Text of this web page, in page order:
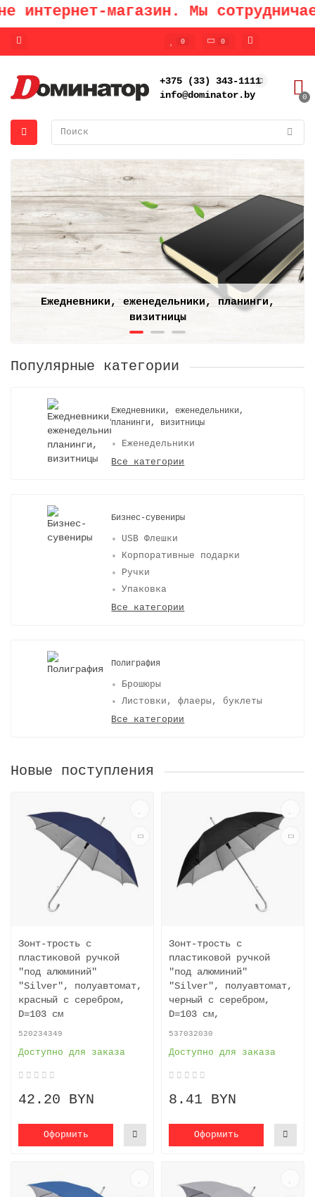
магазин. Мы сотрудничаем
0 0
+375 (33) 343-1111
info@dominator.by
0
Ежедневники, еженедельники, планинги,
визитницы
Популярные категории
Ежедневники, еженедельники,
планинги, визитницы
Еженедельники
Все категории
Бизнес-сувениры
USB Флешки
Корпоративные подарки
Ручки
Упаковка
Все категории
Полиграфия
Брошюры
Листовки, флаеры, буклеты
Все категории
Новые поступления
Зонт-трость с
пластиковой ручкой
"под алюминий"
"Silver", полуавтомат,
красный с серебром,
D=103 cм
520234349
Доступно для заказа
42.20 BYN
Оформить
Зонт-трость с
пластиковой ручкой
"под алюминий"
"Silver", полуавтомат,
черный с серебром,
D=103 см,
537032030
Доступно для заказа
8.41 BYN
Оформить